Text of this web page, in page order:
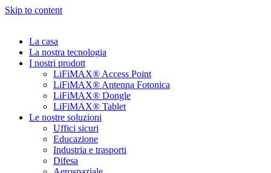
Skip to content
La casa
La nostra tecnologia
I nostri prodott
LiFiMAX® Access Point
LiFiMAX® Antenna Fotonica
LiFiMAX® Dongle
LiFiMAX® Tablet
Le nostre soluzioni
Uffici sicuri
Educazione
Industria e trasporti
Difesa